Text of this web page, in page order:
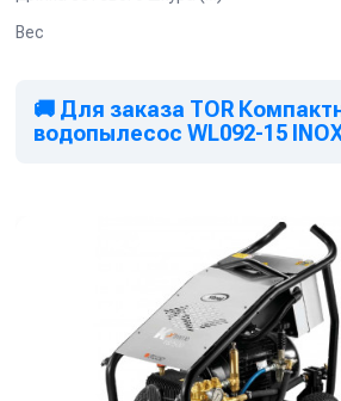
Вес
🚚 Для заказа TOR
водопылесос WL092-15